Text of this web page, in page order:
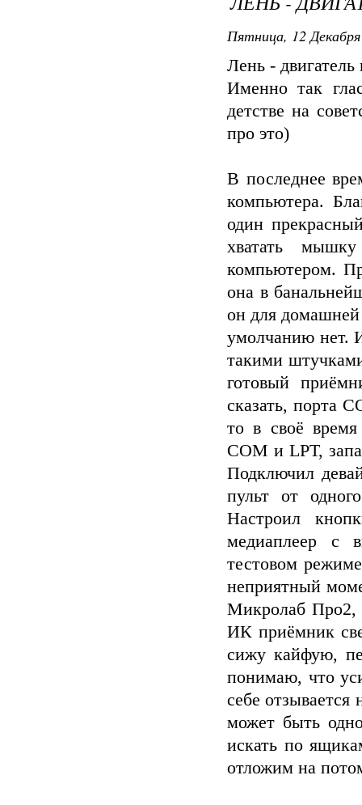
Пятница, 12
Лень - двигатель
Именно так
детстве на
про это)
В последнее
компьютера.
один
хватать
компьютером.
она в
он для
умолчанию нет.
такими
готовый
сказать, порта
то в своё
COM и LPT,
Подключил
пульт от
Настроил
медиаплеер с
тестовом
неприятный
Микролаб Про2,
ИК приёмник
сижу кайфую,
понимаю, что
себе
может быть
искать по
отложим на